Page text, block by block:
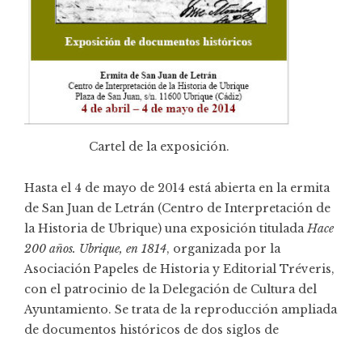
Cartel de la exposición.
Hasta el 4 de mayo de 2014 está abierta en la ermita
de San Juan de Letrán (Centro de Interpretación de
la Historia de Ubrique) una exposición tituladaHace
200 años. Ubrique, en 1814, organizada por la
Asociación Papeles de Historia y Editorial Tréveris,
con el patrocinio de la Delegación de Cultura del
Ayuntamiento. Se trata de la reproducción ampliada
de documentos históricos de dos siglos de